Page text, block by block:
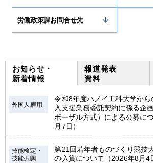
労働政策課お問合せ先
お知らせ・
新着情報
外国人雇用
令和8年度ハノイ工科大学か
入支援業務委託契約に係る企
ポーザル方式）による公募に
月7日）
技能検定・
技能振興
第21回若年者ものづくり競技
の入賞について（2026年8月4
報道発表
資料